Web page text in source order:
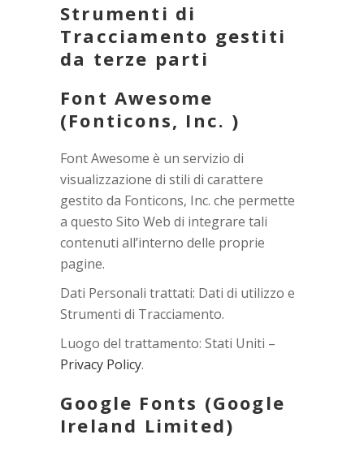
Strumenti di
Tracciamento gestiti
da terze parti
Font Awesome
(Fonticons, Inc. )
Font Awesome è un servizio di
visualizzazione di stili di carattere
gestito da Fonticons, Inc. che permette
a questo Sito Web di integrare tali
contenuti all’interno delle proprie
pagine.
Dati Personali trattati: Dati di utilizzo e
Strumenti di Tracciamento.
Luogo del trattamento: Stati Uniti –
Privacy Policy.
Google Fonts (Google
Ireland Limited)